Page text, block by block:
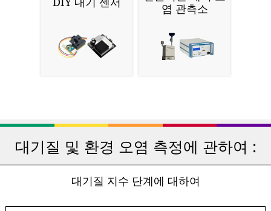
염 관측소
대기질 및 환경 오염 측정에 관하여 :
대기질 지수 단계에 대하여